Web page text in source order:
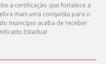
a certificação que fortalece a
mais uma conquista para o
município acaba de receber
Estadual